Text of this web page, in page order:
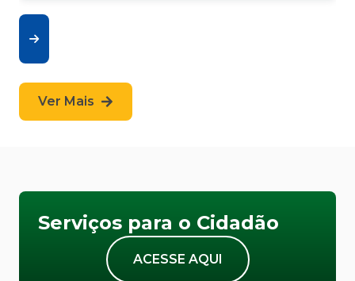
Ver Mais
Serviços para o Cidadão
ACESSE AQUI